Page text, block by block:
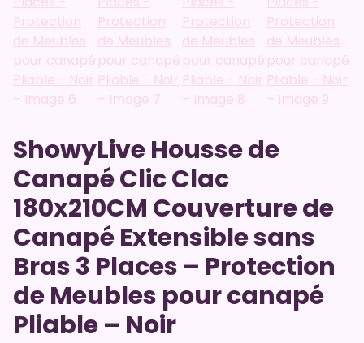
ShowyLive Housse de
Canapé Clic Clac
180x210CM Couverture de
Canapé Extensible sans
Bras 3 Places – Protection
de Meubles pour canapé
Pliable – Noir